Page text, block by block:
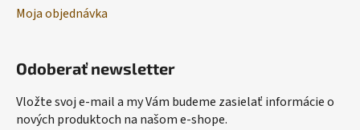
Moja objednávka
Odoberať newsletter
Vložte svoj e-mail a my Vám budeme zasielať informácie o
nových produktoch na našom e-shope.